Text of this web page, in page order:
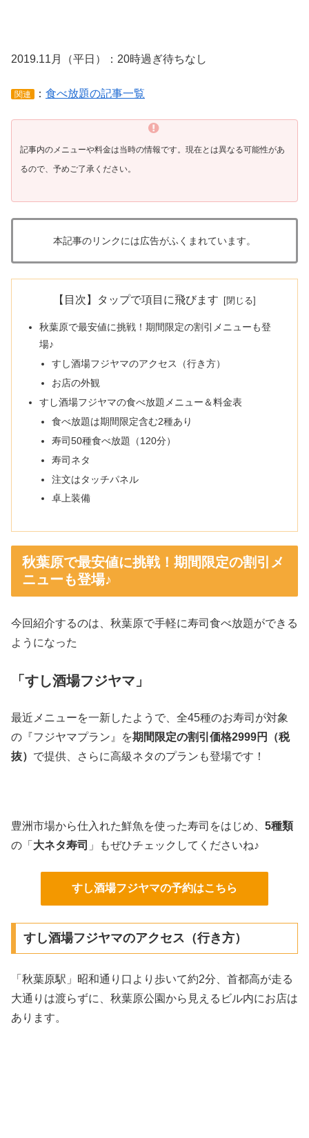
2019.11月（平日）：20時過ぎ待ちなし
関連 ： 食べ放題の記事一覧
記事内のメニューや料金は当時の情報です。 現在とは異なる可能性があ
るので、予めご了承ください。
本記事のリンクには広告がふくまれています。
【目次】タップで項目に飛びます
秋葉原で最安値に挑戦！期間限定の割引メニューも登
場♪
すし酒場フジヤマのアクセス（行き方）
お店の外観
すし酒場フジヤマの食べ放題メニュー＆料金表
食べ放題は期間限定含む2種あり
寿司50種食べ放題（120分）
寿司ネタ
注文はタッチパネル
卓上装備
秋葉原で最安値に挑戦！期間限定の割引メ
ニューも登場♪
今回紹介するのは、秋葉原で手軽に寿司食べ放題ができる
ようになった
「すし酒場フジヤマ」
最近メニューを一新したようで、全45種のお寿司が対象
の『フジヤマプラン』を期間限定の割引価格2999円（税
抜） で提供、さらに高級ネタのプランも登場です！
豊洲市場から仕入れた鮮魚を使った寿司をはじめ、 5種類
の「 大ネタ寿司 」もぜひチェックしてくださいね♪
すし酒場フジヤマの予約はこちら
すし酒場フジヤマのアクセス（行き方）
「秋葉原駅」昭和通り口より歩いて約2分、首都高が走る
大通りは渡らずに、秋葉原公園から見えるビル内にお店は
あります。